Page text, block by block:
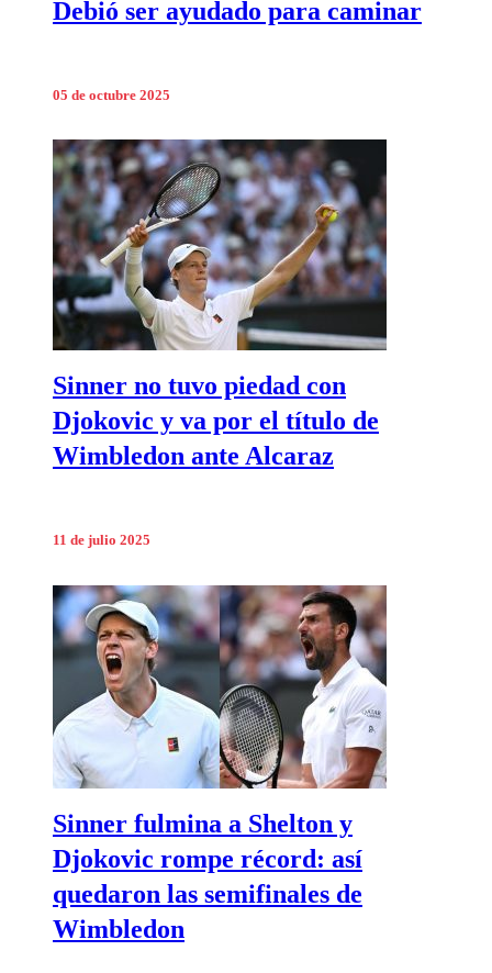
Debió ser ayudado para caminar
05 de octubre 2025
Sinner no tuvo piedad con
Djokovic y va por el título de
Wimbledon ante Alcaraz
11 de julio 2025
Sinner fulmina a Shelton y
Djokovic rompe récord: así
quedaron las semifinales de
Wimbledon